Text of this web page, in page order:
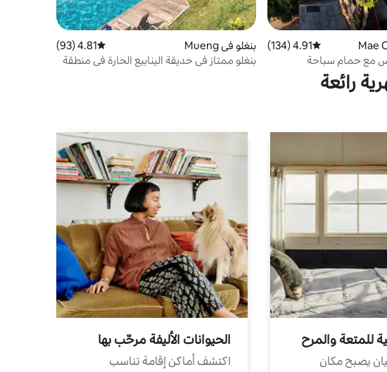
متوسط التقييم 4.91 من 5، 134 مراجعات
4.91 (134)
مع حمام سباحة
بنغلو في Mueng متوسط التقييم 4.81 من 5، 93 مراجعات
4.81 (93)
بنغلو ممتاز في حديقة الينابيع الحارة في منطقة
رائعة
للمتعة والمرح
يصبح مكان
الحيوانات الأليفة مرحّب بها
اكتشف أماكن إقامة تناسب